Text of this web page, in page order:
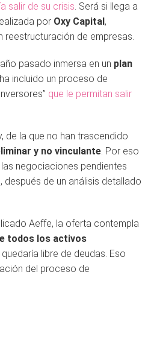
salir de su crisis. Será si llega a
por Oxy Capital,
reestructuración de empresas.
pasado inmersa en un plan
incluido un proceso de
que le permitan salir
de la que no han trascendido
y no vinculante. Por eso
negociaciones pendientes
después de un análisis detallado
Aeffe, la oferta contempla
todos los activos
libre de deudas. Eso
del proceso de